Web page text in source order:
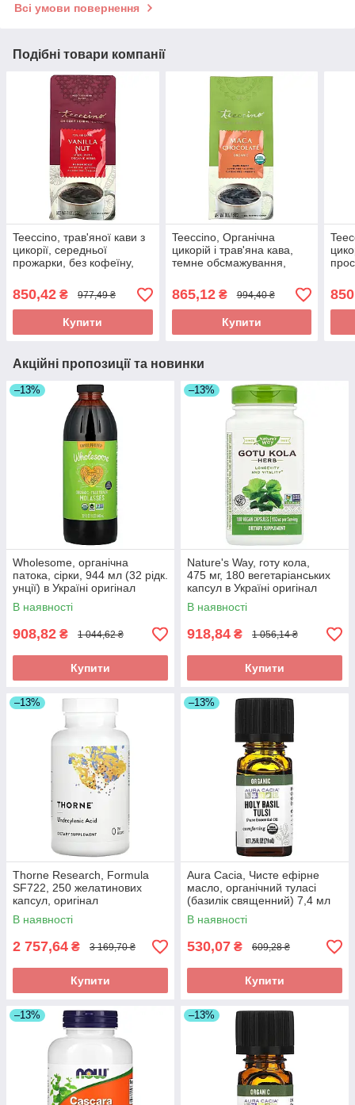
Всі умови повернення
Подібні товари компанії
Teeccino, трав'яної кави з
цикорії, середньої
прожарки, без кофеїну,
(11 унций) TEE-80010,
оригінал
850,42 ₴ 977,49 ₴
Купити
Teeccino, Органічна
цикорій і трав'яна кава,
темне обсмажування,
кофеїну, 11 унцій (312 г)
оригінал
865,12₴ 994,40 ₴
Купити
(11
Акційні пропозиції та новинки
–13%
Wholesome, органічна
патока, сірки, 944 мл (32 рідк.
унції) в Україні оригінал
В наявності
908,82 ₴ 1 044,62 ₴
Купити
–13%
Nature's Way, готу кола,
475 мг, 180 вегетаріанських
капсул в Україні оригінал
В наявності
918,84 ₴ 1 056,14 ₴
Купити
–13%
Thorne Research, Formula
SF722, 250 желатинових
капсул, оригінал
В наявності
2 757,64 ₴ 3 169,70 ₴
Купити
–13%
Aura Cacia, Чисте ефірне
масло, органічний туласі
(базилік священний) 7,4 мл
(0,25 рідин та си. унції),
оригінал
В наявності
530,07 ₴ 609,28 ₴
Купити
–13% –13%